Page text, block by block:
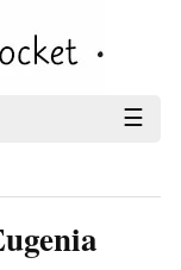
☰